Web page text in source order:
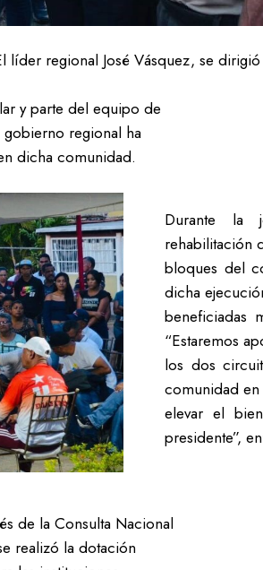
líder regional José Vásquez, se
y parte del equipo de
regional ha
dicha comunidad.
Durante la
rehabilitación
bloques del
dicha
beneficiadas
“Estaremos
los dos
comunidad
elevar el
presidente”,
de la Consulta Nacional
realizó la dotación